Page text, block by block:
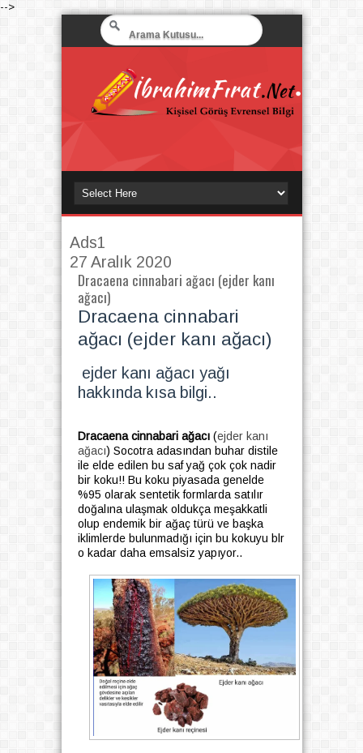
-->
Ads1
27 Aralık 2020
Dracaena cinnabari ağacı (ejder kanı
ağacı)
Dracaena cinnabari
ağacı (ejder kanı ağacı)
ejder kanı ağacı yağı
hakkında kısa bilgi..
Dracaena cinnabari ağacı(ejder kanı
ağacı) Socotra adasından buhar distile
ile elde edilen bu saf yağ çok çok nadir
bir koku!! Bu koku piyasada genelde
%95 olarak sentetik formlarda satılır
doğalına ulaşmak oldukça meşakkatli
olup endemik bir ağaç türü ve başka
iklimlerde bulunmadığı için bu kokuyu blr
o kadar daha emsalsiz yapıyor..